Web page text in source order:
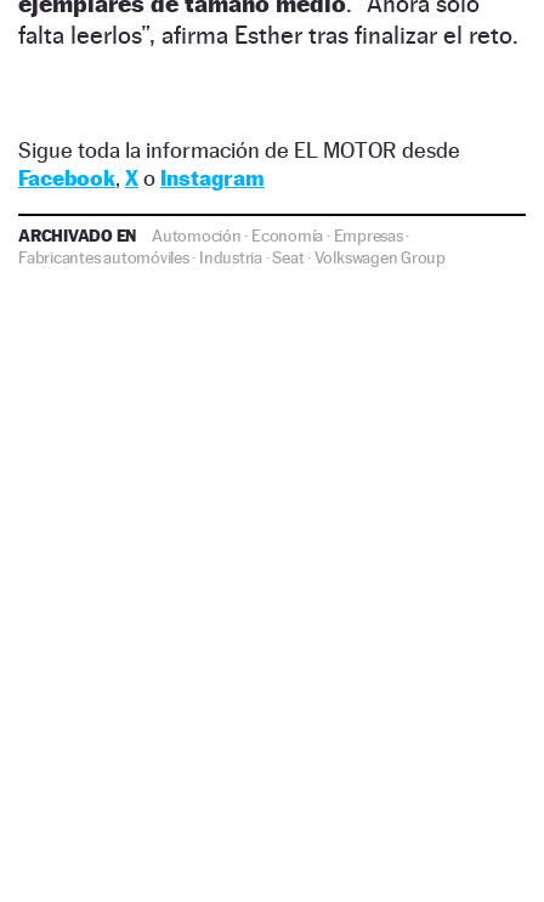
falta leerlos”, afirma Esther tras finalizar el reto.
Sigue toda la información de EL MOTOR desde
Facebook, Xo Instagram
ARCHIVADO EN Automoción · Economía · Empresas·
Fabricantes automóviles· Industria·Seat·Volkswagen Group